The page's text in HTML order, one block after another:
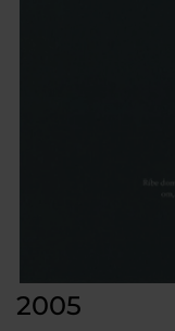
2005